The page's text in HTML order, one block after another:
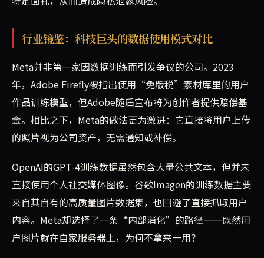
行业镜鉴：科技巨头的数据使用模式对比
Meta并非第一家因数据训练而引发争议的公司。2023
年，Adobe Firefly被指出使用“免版税”素材库里的用户
作品训练模型，但Adobe随后宣布将为创作者提供赔偿基
金。相比之下，Meta的做法更为激进：它直接将用户上传
的照片视为公司资产，无需通知或补偿。
OpenAI的GPT-4训练数据虽然包含大量公共文本，但并未
直接使用个人社交媒体图像。谷歌Imagen的训练数据主要
来自其自有的高质量图片数据集，也回避了直接抓取用户
内容。Meta却选择了一条“内部消化”的路径——既然用
户图片就在自家服务器上，为何不拿来一用？